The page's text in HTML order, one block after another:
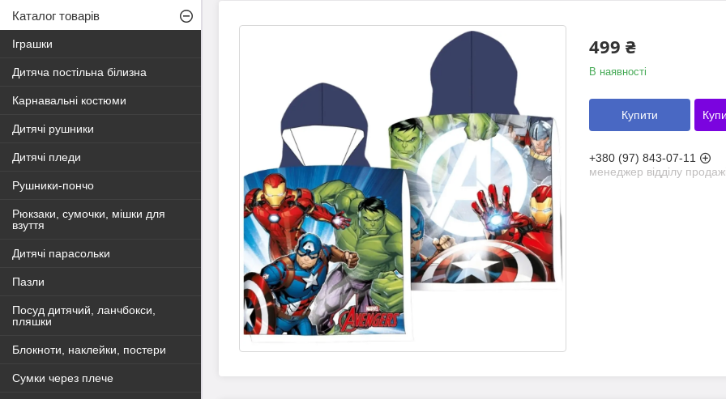
499 ₴
В наявності
Купити
+380 (97) 843-07-11
менеджер відділу
Каталог товарів
Іграшки
Дитяча постільна білизна
Карнавальні костюми
Дитячі рушники
Дитячі пледи
Рушники-пончо
Рюкзаки, сумочки, мішки для
взуття
Дитячі парасольки
Пазли
Посуд дитячий, ланчбокси,
пляшки
Блокноти, наклейки, постери
Сумки через плече